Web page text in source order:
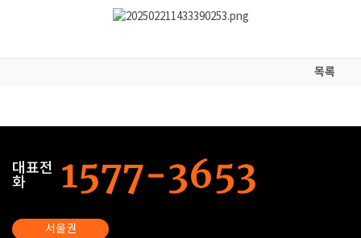
목록
대표전
화